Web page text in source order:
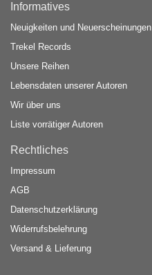
Informatives
Neuigkeiten und Neuerscheinungen
Trekel Records
Unsere Reihen
Lebensdaten unserer Autoren
Wir über uns
Liste vorrätiger Autoren
Rechtliches
Impressum
AGB
Datenschutzerklärung
Widerrufsbelehrung
Versand & Lieferung